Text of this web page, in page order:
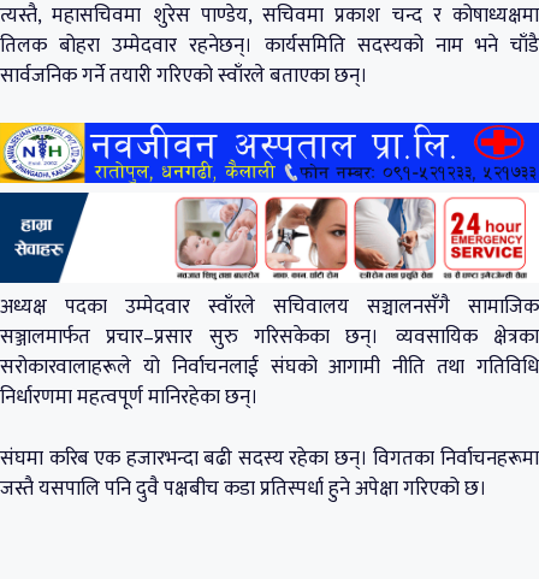
त्यस्तै, महासचिवमा शुरेस पाण्डेय, सचिवमा प्रकाश चन्द र कोषाध्यक्षमा
तिलक बोहरा उम्मेदवार रहनेछन्। कार्यसमिति सदस्यको नाम भने चाँडै
सार्वजनिक गर्ने तयारी गरिएको स्वाँरले बताएका छन्।
अध्यक्ष पदका उम्मेदवार स्वाँरले सचिवालय सञ्चालनसँगै सामाजिक
सञ्जालमार्फत प्रचार–प्रसार सुरु गरिसकेका छन्। व्यवसायिक क्षेत्रका
सरोकारवालाहरूले यो निर्वाचनलाई संघको आगामी नीति तथा गतिविधि
निर्धारणमा महत्वपूर्ण मानिरहेका छन्।
संघमा करिब एक हजारभन्दा बढी सदस्य रहेका छन्। विगतका निर्वाचनहरूमा
जस्तै यसपालि पनि दुवै पक्षबीच कडा प्रतिस्पर्धा हुने अपेक्षा गरिएको छ।